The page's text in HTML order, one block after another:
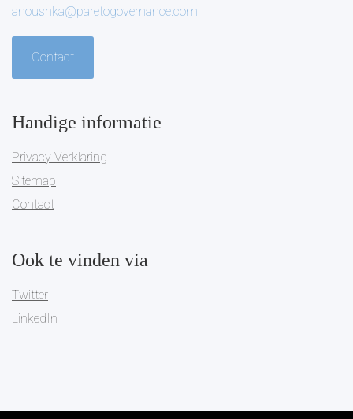
anoushka@paretogovernance.com
Contact
Handige informatie
Privacy Verklaring
Sitemap
Contact
Ook te vinden via
Twitter
LinkedIn